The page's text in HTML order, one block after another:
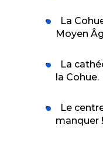
La
Moyen
La
la Cohue.
Le
manquer !